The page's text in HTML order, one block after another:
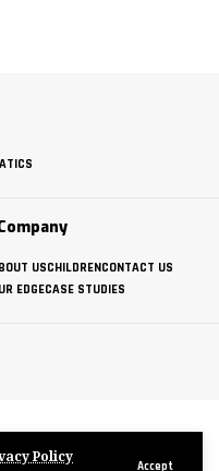
Policy
Accept
USCHILDRENCONTACT US
EDGECASE STUDIES